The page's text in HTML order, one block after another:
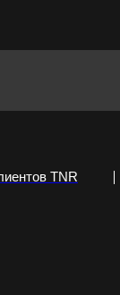
TNR